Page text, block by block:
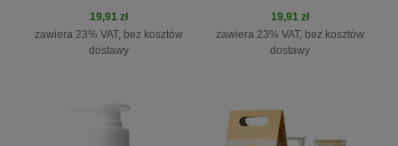
19,91 zł
zawiera 23% VAT, bez kosztów
dostawy
19,91 zł
zawiera 23% VAT, bez kosztów
dostawy
do koszyka